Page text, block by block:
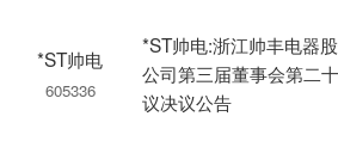
*ST帅电
605336
*ST帅电:浙江帅丰电器
公司第三届董事会第二
议决议公告